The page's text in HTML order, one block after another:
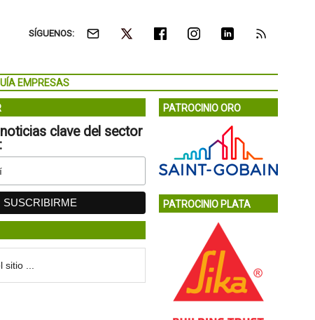
SÍGUENOS:
EMPRESAS
clave del sector
PATROCINIO ORO
PATROCINIO PLATA